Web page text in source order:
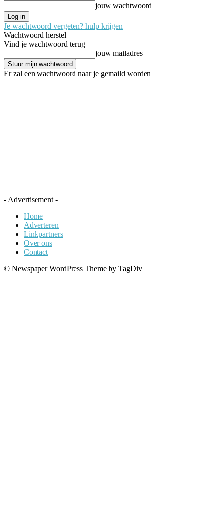
jouw wachtwoord
Je wachtwoord vergeten? hulp krijgen
Wachtwoord herstel
Vind je wachtwoord terug
jouw mailadres
Er zal een wachtwoord naar je gemaild worden
- Advertisement -
Home
Adverteren
Linkpartners
Over ons
Contact
© Newspaper WordPress Theme by TagDiv